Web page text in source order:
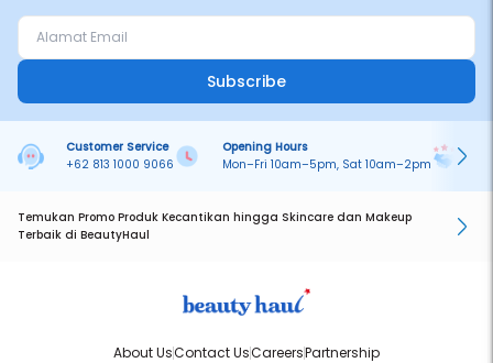
Subscribe
Customer Service
+62 813 1000 9066
Opening Hours
Mon–Fri 10am–5pm, Sat 10am–2pm
Temukan Promo Produk Kecantikan hingga Skincare dan Makeup
Terbaik di BeautyHaul
About UsContact UsCareersPartnership